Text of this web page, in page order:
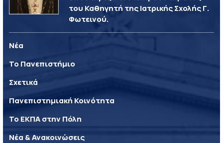
του Καθηγητή της Ιατρικής Σχολής Γ.
Φωτεινού.
Νέα
Το Πανεπιστήμιο
Σχετικά
Πανεπιστημιακή Κοινότητα
Το ΕΚΠΑ στην Πόλη
Νέα & Ανακοινώσεις